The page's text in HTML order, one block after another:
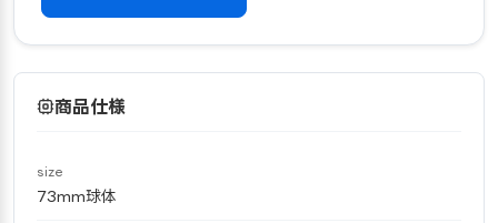
商品仕様
size
73mm球体